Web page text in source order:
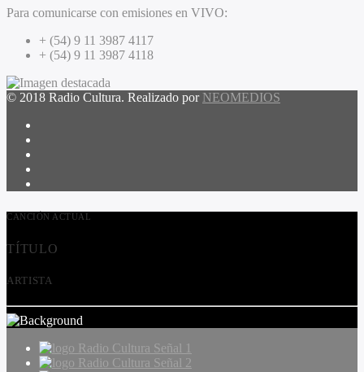
Para comunicarse con emisiones en VIVO:
+ (54) 9 11 3987 4117
+ (54) 9 11 3987 4118
© 2018 Radio Cultura. Realizado por NEOMEDIOS
CANCIÓN ACTUAL
TÍTULO
ARTISTA
Radio Cultura Señal 1
Radio Cultura Señal 2